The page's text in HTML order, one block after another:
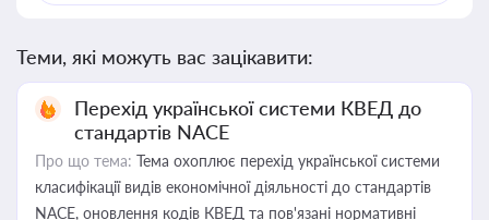
Теми, які можуть вас зацікавити:
Перехід української системи КВЕД до
стандартів NACE
Про що тема: Тема охоплює перехід української системи
класифікації видів економічної діяльності до стандартів
NACE, оновлення кодів КВЕД та пов'язані нормативні